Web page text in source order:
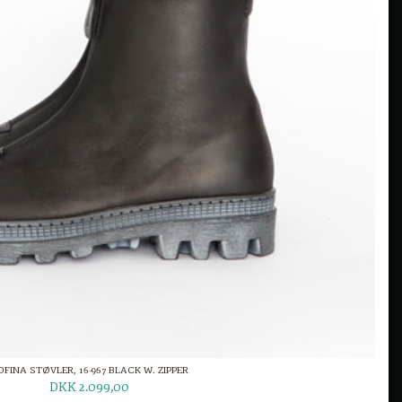
STØVLER, 16-967 BLACK W. ZIPPER
DKK 2.099,00